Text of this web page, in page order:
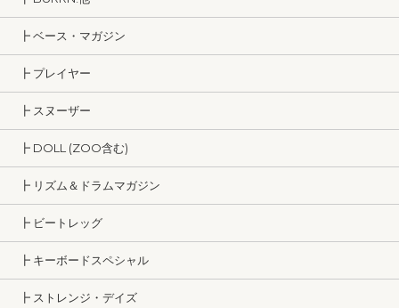
┣ ベース・マガジン
┣ プレイヤー
┣ スヌーザー
┣ DOLL (ZOO含む)
┣ リズム＆ドラムマガジン
┣ ビートレッグ
┣ キーボードスペシャル
┣ ストレンジ・デイズ